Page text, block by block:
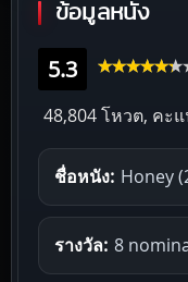
ข้อมูลหนัง
5.3
48,804 โหวต, คะ
ชื่อหนัง: Honey
รางวัล: 8